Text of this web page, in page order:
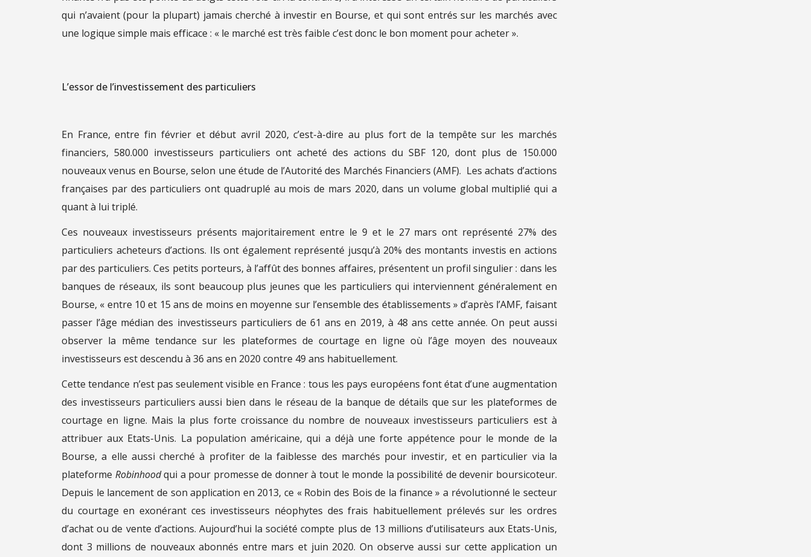
qui n’avaient (pour la plupart) jamais cherché à investir en Bourse, et qui sont entrés sur les marchés avec
une logique simple mais efficace : « le marché est très faible c’est donc le bon moment pour acheter ».
L’essor de l’investissement des particuliers
En France, entre fin février et début avril 2020, c’est-à-dire au plus fort de la tempête sur les marchés
financiers, 580.000 investisseurs particuliers ont acheté des actions du SBF 120, dont plus de 150.000
nouveaux venus en Bourse, selon une étude de l’Autorité des Marchés Financiers (AMF). Les achats d’actions
françaises par des particuliers ont quadruplé au mois de mars 2020, dans un volume global multiplié qui a
quant à lui triplé.
Ces nouveaux investisseurs présents majoritairement entre le 9 et le 27 mars ont représenté 27% des
particuliers acheteurs d’actions. Ils ont également représenté jusqu’à 20% des montants investis en actions
par des particuliers. Ces petits porteurs, à l’affût des bonnes affaires, présentent un profil singulier : dans les
banques de réseaux, ils sont beaucoup plus jeunes que les particuliers qui interviennent généralement en
Bourse, « entre 10 et 15 ans de moins en moyenne sur l’ensemble des établissements » d’après l’AMF, faisant
passer l’âge médian des investisseurs particuliers de 61 ans en 2019, à 48 ans cette année. On peut aussi
observer la même tendance sur les plateformes de courtage en ligne où l’âge moyen des nouveaux
investisseurs est descendu à 36 ans en 2020 contre 49 ans habituellement.
Cette tendance n’est pas seulement visible en France : tous les pays européens font état d’une augmentation
des investisseurs particuliers aussi bien dans le réseau de la banque de détails que sur les plateformes de
courtage en ligne. Mais la plus forte croissance du nombre de nouveaux investisseurs particuliers est à
attribuer aux Etats-Unis. La population américaine, qui a déjà une forte appétence pour le monde de la
Bourse, a elle aussi cherché à profiter de la faiblesse des marchés pour investir, et en particulier via la
plateforme Robinhoodqui a pour promesse de donner à tout le monde la possibilité de devenir boursicoteur.
Depuis le lancement de son application en 2013, ce « Robin des Bois de la finance » a révolutionné le secteur
du courtage en exonérant ces investisseurs néophytes des frais habituellement prélevés sur les ordres
d’achat ou de vente d’actions. Aujourd’hui la société compte plus de 13 millions d’utilisateurs aux Etats-Unis,
dont 3 millions de nouveaux abonnés entre mars et juin 2020. On observe aussi sur cette application un